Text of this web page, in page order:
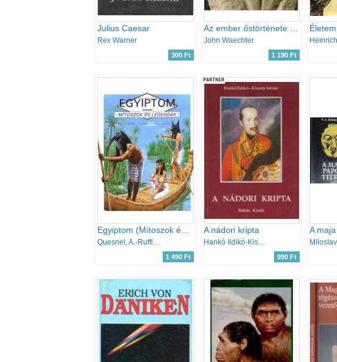
Julius Caesar
Rex Warner
300 Ft
Az ember őstörténete (A múlt születése)
John Waechter
1 190 Ft
Quesnel, A.-Ruffieux, J. M.
1 490 Ft
PARTNER
A nádori kripta
Hankó Ildikó-Kiszely István
990 Ft